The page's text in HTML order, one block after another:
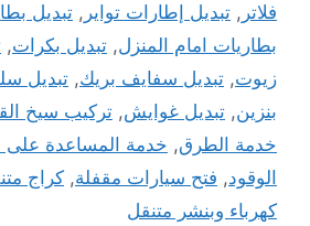
فلاتر , تبديل إطارات تواير , تبديل
بطاريات امام المنزل, تبديل بكرات,
زيوت, تبديل سفايف بريك, تبديل
بنزين, تبديل غوايش, تركيب سيخ
خدمة الطرق, خدمة المساعدة على
الوقود, فتح سيارات مقفلة, كراج
كهرباء وبنشر متنقل